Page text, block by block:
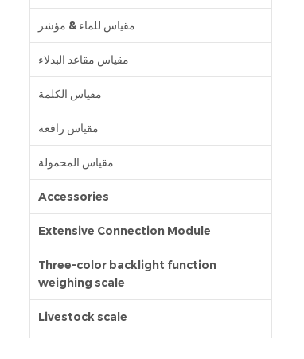
مقياس للماء & مؤشر
مقياس مقاعد البدلاء
مقياس الكلمة
مقياس رافعة
مقياس المحمولة
Accessories
Extensive Connection Module
Three-color backlight function
weighing scale
Livestock scale